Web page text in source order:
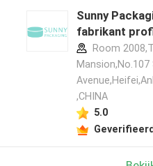
Sunny
fabrikant
Room
Mansion,No.107
,CHINA
5.0